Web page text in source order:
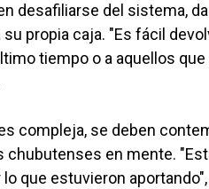
desafiliarse del sistema,
propia caja. "Es fácil
tiempo o a aquellos
compleja, se deben
en mente.
que estuvieron